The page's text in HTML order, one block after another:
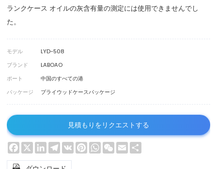
ランクケース オイルの灰含有量の測定には使用できませんでし
た。
モデル
LYD-508
ブランド
LABOAO
ポート
中国のすべての港
パッケージ
プライウッドケースパッケージ
見積もりをリクエストする
Facebook
X LinkedInTelegram
VK PinterestWhatsApp
WeChat
Email